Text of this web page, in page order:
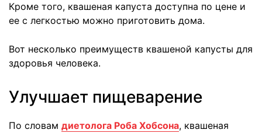
Кроме того, квашеная капуста доступна по цене и
ее с легкостью можно приготовить дома.
Вот несколько преимуществ квашеной капусты для
здоровья человека.
Улучшает пищеварение
По словам диетолога Роба Хобсона, квашеная